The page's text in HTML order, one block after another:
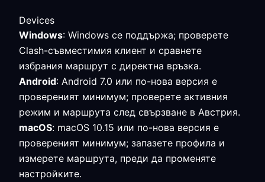
Devices
Windows: Windows се поддържа; проверете
Clash-съвместимия клиент и сравнете
избрания маршрут с директна връзка.
Android: Android 7.0 или по-нова версия е
провереният минимум; проверете активния
режим и маршрута след свързване в Австрия.
macOS: macOS 10.15 или по-нова версия е
провереният минимум; запазете профила и
измерете маршрута, преди да променяте
настройките.